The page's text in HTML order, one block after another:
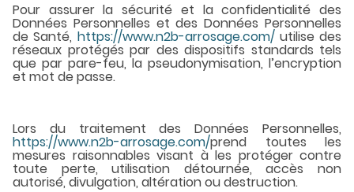
Pour assurer la sécurité et la confidentialité des
Données Personnelles et des Données Personnelles
de Santé, https://www.n2b-arrosage.com/utilise des
réseaux protégés par des dispositifs standards tels
que par pare-feu, la pseudonymisation, l’encryption
et mot de passe.
Lors du traitement des Données Personnelles,
https://www.n2b-arrosage.com/prend toutes les
mesures raisonnables visant à les protéger contre
toute perte, utilisation détournée, accès non
autorisé, divulgation, altération ou destruction.